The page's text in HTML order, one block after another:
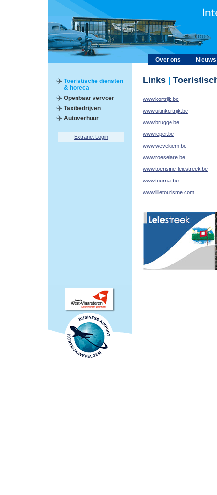
Over ons Nieuws
Toeristische diensten
& horeca
Openbaar vervoer
Taxibedrijven
Autoverhuur
Extranet Login
Links
www.kortrijk.be
www.uitinkortrijk.be
www.brugge.be
www.ieper.be
www.wevelgem.be
www.roeselare.be
www.toerisme-leiestreek.be
www.tournai.be
www.lilletourisme.com